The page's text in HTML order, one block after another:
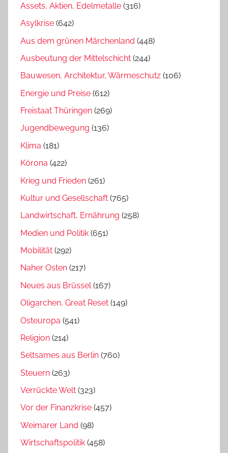
Assets, Aktien, Edelmetalle (316)
Asylkrise (642)
Aus dem grünen Märchenland (448)
Ausbeutung der Mittelschicht (244)
Bauwesen, Architektur, Wärmeschutz (106)
Energie und Preise (612)
Freistaat Thüringen (269)
Jugendbewegung (136)
Klima (181)
Kórona (422)
Krieg und Frieden (261)
Kultur und Gesellschaft (765)
Landwirtschaft, Ernährung (258)
Medien und Politik (651)
Mobilität (292)
Naher Osten (217)
Neues aus Brüssel (167)
Oligarchen, Great Reset (149)
Osteuropa (541)
Religion (214)
Seltsames aus Berlin (760)
Steuern (263)
Verrückte Welt (323)
Vor der Finanzkrise (457)
Weimarer Land (98)
Wirtschaftspolitik (458)